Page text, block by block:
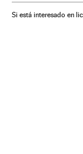
Si está interesado en